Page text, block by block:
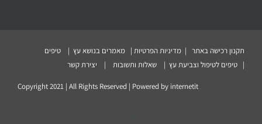
תקנון רכישה באתר | מדיניות הפרטיות | מאמרים בנושא עץ | טיפים
| טיפים לטיפול וצביעת עץ | שאלות ותשובות | יצירת קשר
Copyright 2021 | All Rights Reserved | Powered by internetit